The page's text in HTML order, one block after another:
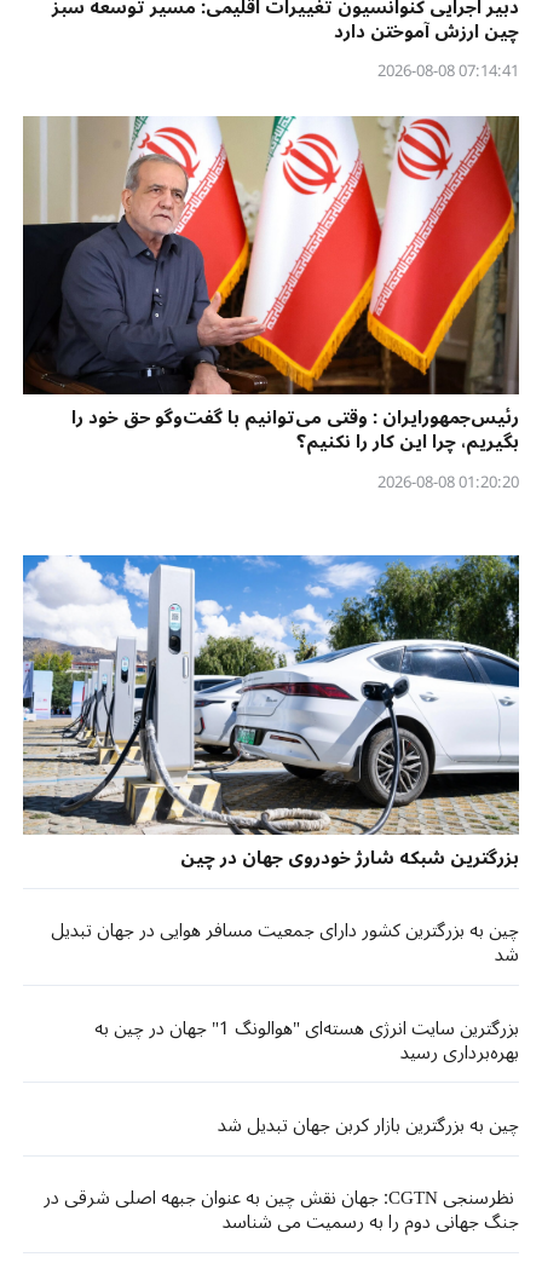
چین ارزش آموختن دارد
07:14:41 2026-08-08
رئیس‌جمهورایران : وقتی می‌توانیم با گفت‌وگو حق خود را
بگیریم، چرا این کار را نکنیم؟
01:20:20 2026-08-08
بزرگترین شبکه شارژ خودروی جهان در چین
چین به بزرگترین کشور دارای جمعیت مسافر هوایی در جهان تبدیل
شد
بزرگترین سایت انرژی هسته‌ای "هوالونگ 1" جهان در چین به
بهره‌برداری رسید
چین به بزرگترین بازار کربن جهان تبدیل شد
نظرسنجی CGTN: جهان نقش چین به عنوان جبهه اصلی شرقی در
جنگ جهانی دوم را به رسمیت می شناسد